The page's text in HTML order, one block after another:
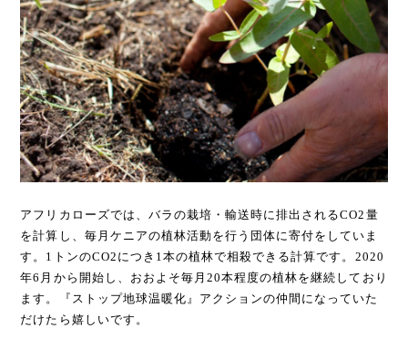
アフリカローズでは、バラの栽培・輸送時に排出されるCO2量
を計算し、毎月ケニアの植林活動を行う団体に寄付をしていま
す。1トンのCO2につき1本の植林で相殺できる計算です。2020
年6月から開始し、おおよそ毎月20本程度の植林を継続しており
ます。『ストップ地球温暖化』アクションの仲間になっていた
だけたら嬉しいです。